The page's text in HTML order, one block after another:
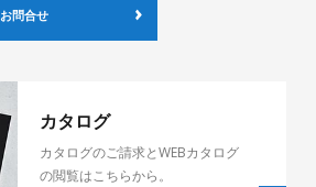
お問合せ
カタログ
カタログのご請求とWEBカタログ
の閲覧はこちらから。